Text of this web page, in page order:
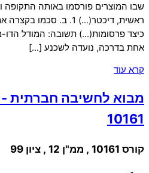
שבו המוצרים פורסמו באותה התקופה
ראשית, דיכטר(…) 1. ב.
כיצד פרסומות(…) תשובה: המודל הדו-
אחת בדרכה, נועדה לשכנע […]
קרא עוד
10161
קורס 10161 , ממ"ן 12 , ציון 99